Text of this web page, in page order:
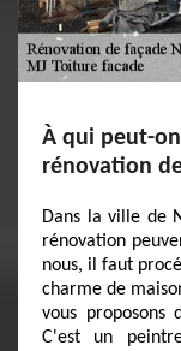
À qui peut-
rénovation
Dans la ville de
rénovation
nous, il faut
charme de
vous proposons
C'est un